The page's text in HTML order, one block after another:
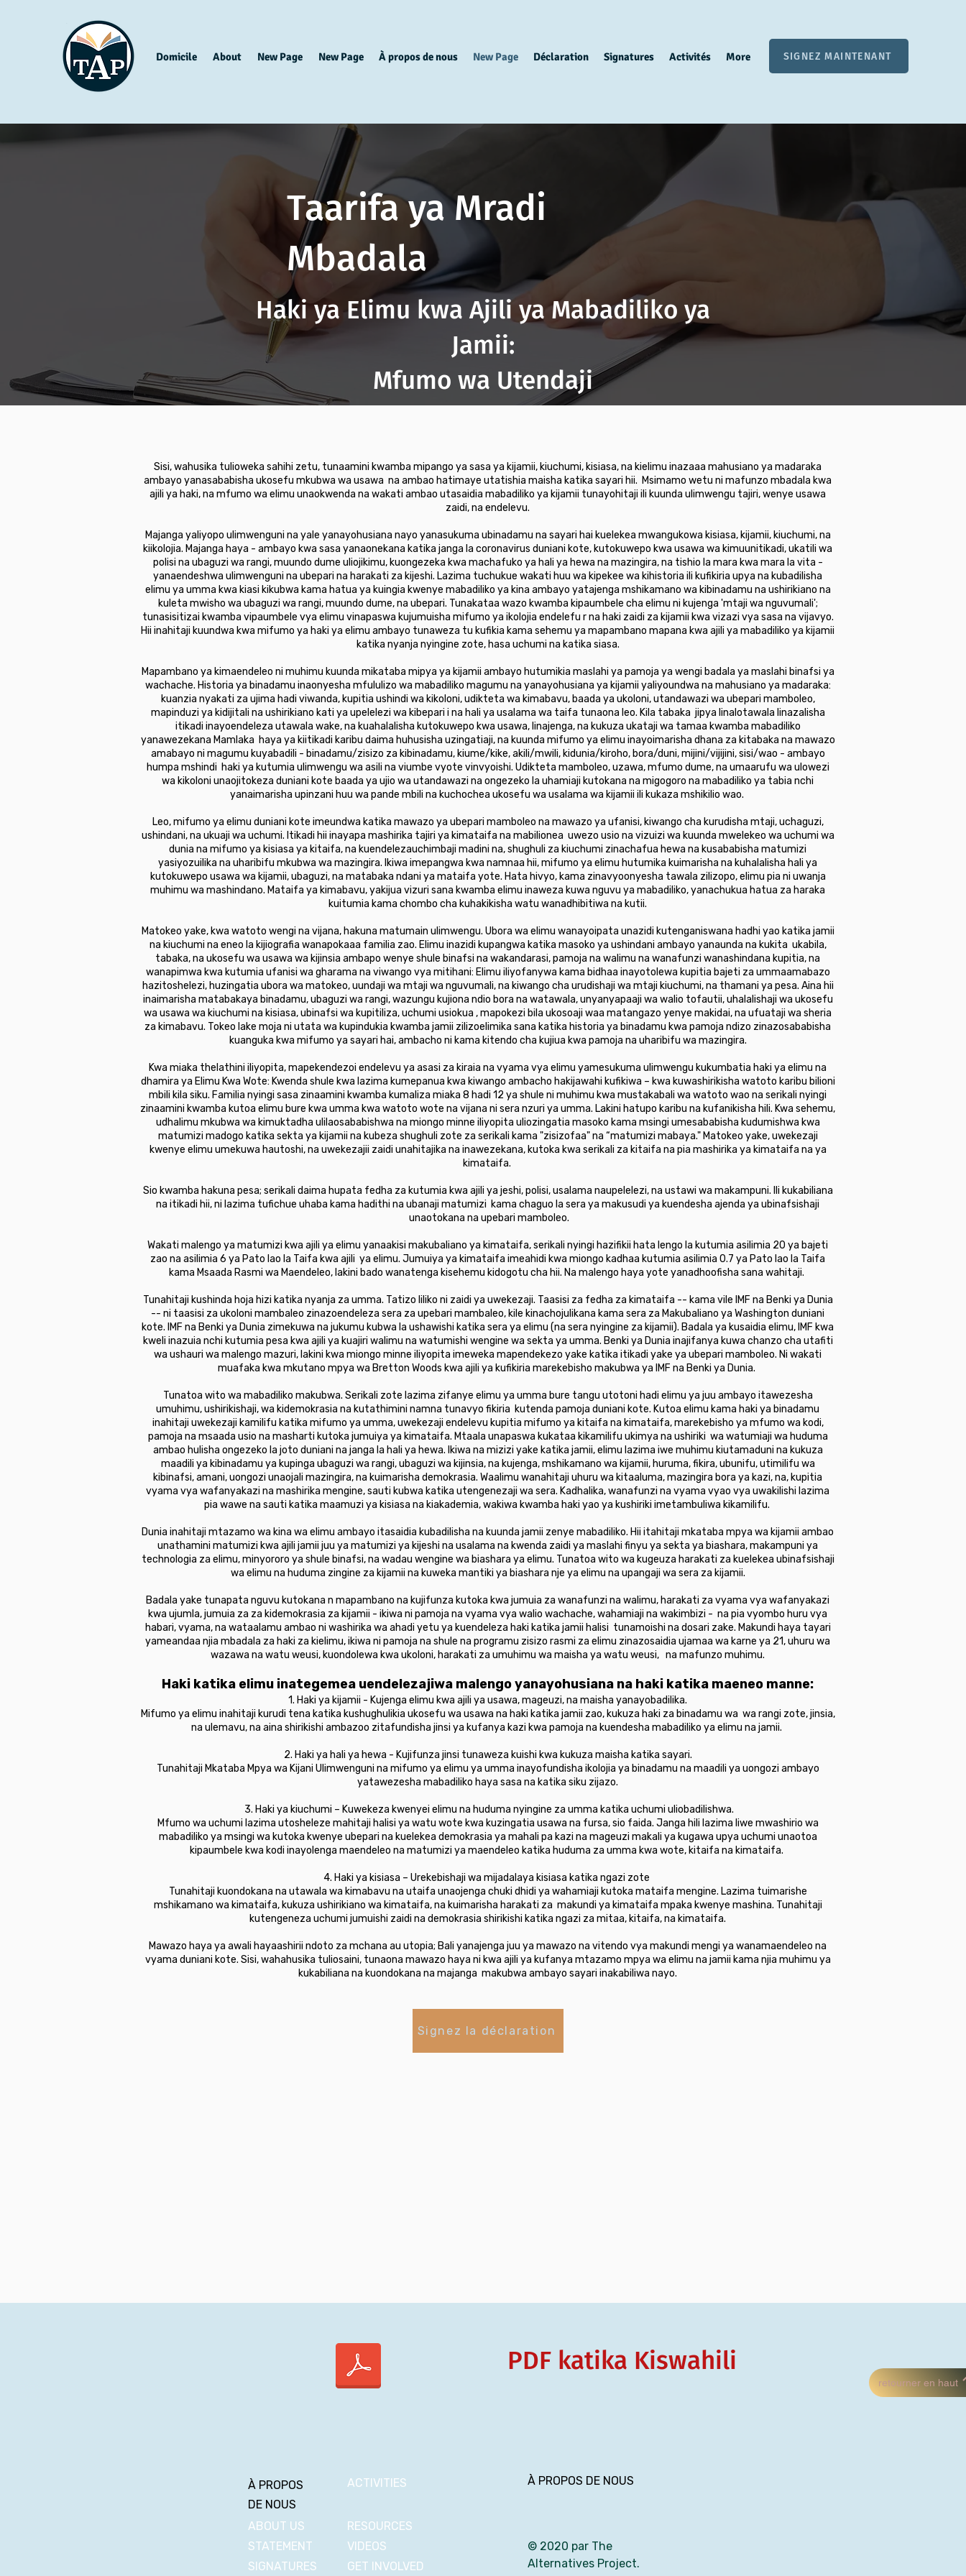
Domicile About New Page New Page À propos de nous New Page Déclaration Signatures Activités More SIGNEZ MAINTENANT
Taarifa ya Mradi
Mbadala
Haki ya Elimu kwa Ajili ya Mabadiliko ya
Jamii:
Mfumo wa Utendaji
Sisi, wahusika tulioweka sahihi zetu, tunaamini kwamba mipango ya sasa ya kijamii, kiuchumi, kisiasa, na kielimu inazaaa mahusiano ya madaraka
ambayo yanasababisha ukosefu mkubwa wa usawa na ambao hatimaye utatishia maisha katika sayari hii. Msimamo wetu ni mafunzo mbadala kwa
ajili ya haki, na mfumo wa elimu unaokwenda na wakati ambao utasaidia mabadiliko ya kijamii tunayohitaji ili kuunda ulimwengu tajiri, wenye usawa
zaidi, na endelevu.
Majanga yaliyopo ulimwenguni na yale yanayohusiana nayo yanasukuma ubinadamu na sayari hai kuelekea mwangukowa kisiasa, kijamii, kiuchumi, na
kiikolojia. Majanga haya - ambayo kwa sasa yanaonekana katika janga la coronavirus duniani kote, kutokuwepo kwa usawa wa kimuunitikadi, ukatili wa
polisi na ubaguzi wa rangi, muundo dume uliojikimu, kuongezeka kwa machafuko ya hali ya hewa na mazingira, na tishio la mara kwa mara la vita -
yanaendeshwa ulimwenguni na ubepari na harakati za kijeshi. Lazima tuchukue wakati huu wa kipekee wa kihistoria ili kufikiria upya na kubadilisha
elimu ya umma kwa kiasi kikubwa kama hatua ya kuingia kwenye mabadiliko ya kina ambayo yatajenga mshikamano wa kibinadamu na ushirikiano na
kuleta mwisho wa ubaguzi wa rangi, muundo dume, na ubepari. Tunakataa wazo kwamba kipaumbele cha elimu ni kujenga 'mtaji wa nguvumali';
tunasisitizai kwamba vipaumbele vya elimu vinapaswa kujumuisha mifumo ya ikolojia endelefu r na haki zaidi za kijamii kwa vizazi vya sasa na vijavyo.
Hii inahitaji kuundwa kwa mifumo ya haki ya elimu ambayo tunaweza tu kufikia kama sehemu ya mapambano mapana kwa ajili ya mabadiliko ya kijamii
katika nyanja nyingine zote, hasa uchumi na katika siasa.
Mapambano ya kimaendeleo ni muhimu kuunda mikataba mipya ya kijamii ambayo hutumikia maslahi ya pamoja ya wengi badala ya maslahi binafsi ya
wachache. Historia ya binadamu inaonyesha mfululizo wa mabadiliko magumu na yanayohusiana ya kijamii yaliyoundwa na mahusiano ya madaraka:
kuanzia nyakati za ujima hadi viwanda, kupitia ushindi wa kikoloni, udikteta wa kimabavu, baada ya ukoloni, utandawazi wa ubepari mamboleo,
mapinduzi ya kidijitali na ushirikiano kati ya upelelezi wa kibepari i na hali ya usalama wa taifa tunaona leo. Kila tabaka jipya linalotawala linazalisha
itikadi inayoendeleza utawala wake, na kuahalalisha kutokuwepo kwa usawa, linajenga, na kukuza ukataji wa tamaa kwamba mabadiliko
yanawezekana Mamlaka haya ya kiitikadi karibu daima huhusisha uzingatiaji, na kuunda mifumo ya elimu inayoimarisha dhana za kitabaka na mawazo
amabayo ni magumu kuyabadili - binadamu/zisizo za kibinadamu, kiume/kike, akili/mwili, kidunia/kiroho, bora/duni, mijini/vijijini, sisi/wao - ambayo
humpa mshindi haki ya kutumia ulimwengu wa asili na viumbe vyote vinvyoishi. Udikteta mamboleo, uzawa, mfumo dume, na umaarufu wa ulowezi
wa kikoloni unaojitokeza duniani kote baada ya ujio wa utandawazi na ongezeko la uhamiaji kutokana na migogoro na mabadiliko ya tabia nchi
yanaimarisha upinzani huu wa pande mbili na kuchochea ukosefu wa usalama wa kijamii ili kukaza mshikilio wao.
Leo, mifumo ya elimu duniani kote imeundwa katika mawazo ya ubepari mamboleo na mawazo ya ufanisi, kiwango cha kurudisha mtaji, uchaguzi,
ushindani, na ukuaji wa uchumi. Itikadi hii inayapa mashirika tajiri ya kimataifa na mabilionea uwezo usio na vizuizi wa kuunda mwelekeo wa uchumi wa
dunia na mifumo ya kisiasa ya kitaifa, na kuendelezauchimbaji madini na, shughuli za kiuchumi zinachafua hewa na kusababisha matumizi
yasiyozuilika na uharibifu mkubwa wa mazingira. Ikiwa imepangwa kwa namnaa hii, mifumo ya elimu hutumika kuimarisha na kuhalalisha hali ya
kutokuwepo usawa wa kijamii, ubaguzi, na matabaka ndani ya mataifa yote. Hata hivyo, kama zinavyoonyesha tawala zilizopo, elimu pia ni uwanja
muhimu wa mashindano. Mataifa ya kimabavu, yakijua vizuri sana kwamba elimu inaweza kuwa nguvu ya mabadiliko, yanachukua hatua za haraka
kuitumia kama chombo cha kuhakikisha watu wanadhibitiwa na kutii.
Matokeo yake, kwa watoto wengi na vijana, hakuna matumain ulimwengu. Ubora wa elimu wanayoipata unazidi kutenganiswana hadhi yao katika jamii
na kiuchumi na eneo la kijiografia wanapokaaa familia zao. Elimu inazidi kupangwa katika masoko ya ushindani ambayo yanaunda na kukita ukabila,
tabaka, na ukosefu wa usawa wa kijinsia ambapo wenye shule binafsi na wakandarasi, pamoja na walimu na wanafunzi wanashindana kupitia, na
wanapimwa kwa kutumia ufanisi wa gharama na viwango vya mitihani: Elimu iliyofanywa kama bidhaa inayotolewa kupitia bajeti za ummaamabazo
hazitoshelezi, huzingatia ubora wa matokeo, uundaji wa mtaji wa nguvumali, na kiwango cha urudishaji wa mtaji kiuchumi, na thamani ya pesa. Aina hii
inaimarisha matabakaya binadamu, ubaguzi wa rangi, wazungu kujiona ndio bora na watawala, unyanyapaaji wa walio tofautii, uhalalishaji wa ukosefu
wa usawa wa kiuchumi na kisiasa, ubinafsi wa kupitiliza, uchumi usiokua , mapokezi bila ukosoaji waa matangazo yenye makidai, na ufuataji wa sheria
za kimabavu. Tokeo lake moja ni utata wa kupindukia kwamba jamii zilizoelimika sana katika historia ya binadamu kwa pamoja ndizo zinazosababisha
kuanguka kwa mifumo ya sayari hai, ambacho ni kama kitendo cha kujiua kwa pamoja na uharibifu wa mazingira.
Kwa miaka thelathini iliyopita, mapekendezoi endelevu ya asasi za kiraia na vyama vya elimu yamesukuma ulimwengu kukumbatia haki ya elimu na
dhamira ya Elimu Kwa Wote: Kwenda shule kwa lazima kumepanua kwa kiwango ambacho hakijawahi kufikiwa – kwa kuwashirikisha watoto karibu bilioni
mbili kila siku. Familia nyingi sasa zinaamini kwamba kumaliza miaka 8 hadi 12 ya shule ni muhimu kwa mustakabali wa watoto wao na serikali nyingi
zinaamini kwamba kutoa elimu bure kwa umma kwa watoto wote na vijana ni sera nzuri ya umma. Lakini hatupo karibu na kufanikisha hili. Kwa sehemu,
udhalimu mkubwa wa kimuktadha ulilaosababishwa na miongo minne iliyopita uliozingatia masoko kama msingi umesababisha kudumishwa kwa
matumizi madogo katika sekta ya kijamii na kubeza shughuli zote za serikali kama "zisizofaa" na “matumizi mabaya." Matokeo yake, uwekezaji
kwenye elimu umekuwa hautoshi, na uwekezajii zaidi unahitajika na inawezekana, kutoka kwa serikali za kitaifa na pia mashirika ya kimataifa na ya
kimataifa.
Sio kwamba hakuna pesa; serikali daima hupata fedha za kutumia kwa ajili ya jeshi, polisi, usalama naupelelezi, na ustawi wa makampuni. Ili kukabiliana
na itikadi hii, ni lazima tufichue uhaba kama hadithi na ubanaji matumizi kama chaguo la sera ya makusudi ya kuendesha ajenda ya ubinafsishaji
unaotokana na upebari mamboleo.
Wakati malengo ya matumizi kwa ajili ya elimu yanaakisi makubaliano ya kimataifa, serikali nyingi hazifikii hata lengo la kutumia asilimia 20 ya bajeti
zao na asilimia 6 ya Pato lao la Taifa kwa ajili ya elimu. Jumuiya ya kimataifa imeahidi kwa miongo kadhaa kutumia asilimia 0.7 ya Pato lao la Taifa
kama Msaada Rasmi wa Maendeleo, lakini bado wanatenga kisehemu kidogotu cha hii. Na malengo haya yote yanadhoofisha sana wahitaji.
Tunahitaji kushinda hoja hizi katika nyanja za umma. Tatizo liliko ni zaidi ya uwekezaji. Taasisi za fedha za kimataifa -- kama vile IMF na Benki ya Dunia
-- ni taasisi za ukoloni mambaleo zinazoendeleza sera za upebari mambaleo, kile kinachojulikana kama sera za Makubaliano ya Washington duniani
kote. IMF na Benki ya Dunia zimekuwa na jukumu kubwa la ushawishi katika sera ya elimu (na sera nyingine za kijamii). Badala ya kusaidia elimu, IMF kwa
kweli inazuia nchi kutumia pesa kwa ajili ya kuajiri walimu na watumishi wengine wa sekta ya umma. Benki ya Dunia inajifanya kuwa chanzo cha utafiti
wa ushauri wa malengo mazuri, lakini kwa miongo minne iliyopita imeweka mapendekezo yake katika itikadi yake ya ubepari mamboleo. Ni wakati
muafaka kwa mkutano mpya wa Bretton Woods kwa ajili ya kufikiria marekebisho makubwa ya IMF na Benki ya Dunia.
Tunatoa wito wa mabadiliko makubwa. Serikali zote lazima zifanye elimu ya umma bure tangu utotoni hadi elimu ya juu ambayo itawezesha
umuhimu, ushirikishaji, wa kidemokrasia na kutathimini namna tunavyo fikiria kutenda pamoja duniani kote. Kutoa elimu kama haki ya binadamu
inahitaji uwekezaji kamilifu katika mifumo ya umma, uwekezaji endelevu kupitia mifumo ya kitaifa na kimataifa, marekebisho ya mfumo wa kodi,
pamoja na msaada usio na masharti kutoka jumuiya ya kimataifa. Mtaala unapaswa kukataa kikamilifu ukimya na ushiriki wa watumiaji wa huduma
ambao hulisha ongezeko la joto duniani na janga la hali ya hewa. Ikiwa na mizizi yake katika jamii, elimu lazima iwe muhimu kiutamaduni na kukuza
maadili ya kibinadamu ya kupinga ubaguzi wa rangi, ubaguzi wa kijinsia, na kujenga, mshikamano wa kijamii, huruma, fikira, ubunifu, utimilifu wa
kibinafsi, amani, uongozi unaojali mazingira, na kuimarisha demokrasia. Waalimu wanahitaji uhuru wa kitaaluma, mazingira bora ya kazi, na, kupitia
vyama vya wafanyakazi na mashirika mengine, sauti kubwa katika utengenezaji wa sera. Kadhalika, wanafunzi na vyama vyao vya uwakilishi lazima
pia wawe na sauti katika maamuzi ya kisiasa na kiakademia, wakiwa kwamba haki yao ya kushiriki imetambuliwa kikamilifu.
Dunia inahitaji mtazamo wa kina wa elimu ambayo itasaidia kubadilisha na kuunda jamii zenye mabadiliko. Hii itahitaji mkataba mpya wa kijamii ambao
unathamini matumizi kwa ajili jamii juu ya matumizi ya kijeshi na usalama na kwenda zaidi ya maslahi finyu ya sekta ya biashara, makampuni ya
technologia za elimu, minyororo ya shule binafsi, na wadau wengine wa biashara ya elimu. Tunatoa wito wa kugeuza harakati za kuelekea ubinafsishaji
wa elimu na huduma zingine za kijamii na kuweka mantiki ya biashara nje ya elimu na upangaji wa sera za kijamii.
Badala yake tunapata nguvu kutokana n mapambano na kujifunza kutoka kwa jumuia za wanafunzi na walimu, harakati za vyama vya wafanyakazi
kwa ujumla, jumuia za za kidemokrasia za kijamii - ikiwa ni pamoja na vyama vya walio wachache, wahamiaji na wakimbizi - na pia vyombo huru vya
habari, vyama, na wataalamu ambao ni washirika wa ahadi yetu ya kuendeleza haki katika jamii halisi tunamoishi na dosari zake. Makundi haya tayari
yameandaa njia mbadala za haki za kielimu, ikiwa ni pamoja na shule na programu zisizo rasmi za elimu zinazosaidia ujamaa wa karne ya 21, uhuru wa
wazawa na watu weusi, kuondolewa kwa ukoloni, harakati za umuhimu wa maisha ya watu weusi, na mafunzo muhimu.
Haki katika elimu inategemea uendelezajiwa malengo yanayohusiana na haki katika maeneo manne:
1. Haki ya kijamii - Kujenga elimu kwa ajili ya usawa, mageuzi, na maisha yanayobadilika.
Mifumo ya elimu inahitaji kurudi tena katika kushughulikia ukosefu wa usawa na haki katika jamii zao, kukuza haki za binadamu wa wa rangi zote, jinsia,
na ulemavu, na aina shirikishi ambazoo zitafundisha jinsi ya kufanya kazi kwa pamoja na kuendesha mabadiliko ya elimu na jamii.
2. Haki ya hali ya hewa - Kujifunza jinsi tunaweza kuishi kwa kukuza maisha katika sayari.
Tunahitaji Mkataba Mpya wa Kijani Ulimwenguni na mifumo ya elimu ya umma inayofundisha ikolojia ya binadamu na maadili ya uongozi ambayo
yatawezesha mabadiliko haya sasa na katika siku zijazo.
3. Haki ya kiuchumi – Kuwekeza kwenyei elimu na huduma nyingine za umma katika uchumi uliobadilishwa.
Mfumo wa uchumi lazima utosheleze mahitaji halisi ya watu wote kwa kuzingatia usawa na fursa, sio faida. Janga hili lazima liwe mwashirio wa
mabadiliko ya msingi wa kutoka kwenye ubepari na kuelekea demokrasia ya mahali pa kazi na mageuzi makali ya kugawa upya uchumi unaotoa
kipaumbele kwa kodi inayolenga maendeleo na matumizi ya maendeleo katika huduma za umma kwa wote, kitaifa na kimataifa.
4. Haki ya kisiasa – Urekebishaji wa mijadalaya kisiasa katika ngazi zote
Tunahitaji kuondokana na utawala wa kimabavu na utaifa unaojenga chuki dhidi ya wahamiaji kutoka mataifa mengine. Lazima tuimarishe
mshikamano wa kimataifa, kukuza ushirikiano wa kimataifa, na kuimarisha harakati za makundi ya kimataifa mpaka kwenye mashina. Tunahitaji
kutengeneza uchumi jumuishi zaidi na demokrasia shirikishi katika ngazi za mitaa, kitaifa, na kimataifa.
Mawazo haya ya awali hayaashirii ndoto za mchana au utopia; Bali yanajenga juu ya mawazo na vitendo vya makundi mengi ya wanamaendeleo na
vyama duniani kote. Sisi, wahahusika tuliosaini, tunaona mawazo haya ni kwa ajili ya kufanya mtazamo mpya wa elimu na jamii kama njia muhimu ya
kukabiliana na kuondokana na majanga makubwa ambayo sayari inakabiliwa nayo.
Signez la déclaration
PDF katika Kiswahili
retourner en haut
À PROPOS
DE NOUS
ABOUT US
STATEMENT
SIGNATURES
ACTIVITIES
RESOURCES
VIDEOS
GET INVOLVED
À PROPOS DE NOUS
© 2020 par The
Alternatives Project.